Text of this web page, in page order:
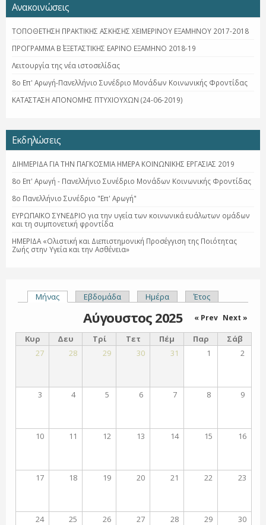
Ανακοινώσεις
ΤΟΠΟΘΕΤΗΣΗ ΠΡΑΚΤΙΚΗΣ ΑΣΚΗΣΗΣ ΧΕΙΜΕΡΙΝΟΥ ΕΞΑΜΗΝΟΥ 2017-2018
ΠΡΟΓΡΑΜΜΑ Β΄ ΕΞΕΤΑΣΤΙΚΗΣ ΕΑΡΙΝΟ ΕΞΑΜΗΝΟ 2018-19
Λειτουργία της νέα ιστοσελίδας
8ο Επ' Αρωγή-Πανελλήνιο Συνέδριο Μονάδων Κοινωνικής Φροντίδας
ΚΑΤΑΣΤΑΣΗ ΑΠΟΝΟΜΗΣ ΠΤΥΧΙΟΥΧΩΝ (24-06-2019)
Εκδηλώσεις
ΔΙΗΜΕΡΙΔΑ ΓΙΑ ΤΗΝ ΠΑΓΚΟΣΜΙΑ ΗΜΕΡΑ ΚΟΙΝΩΝΙΚΗΣ ΕΡΓΑΣΙΑΣ 2019
8ο Επ' Αρωγή - Πανελλήνιο Συνέδριο Μονάδων Κοινωνικής Φροντίδας
8ο Πανελλήνιο Συνέδριο "Επ' Αρωγή"
ΕΥΡΩΠΑΪΚΟ ΣΥΝΕΔΡΙΟ για την υγεία των κοινωνικά ευάλωτων ομάδων
και τη συμπονετική φροντίδα
ΗΜΕΡΙΔΑ «Ολιστική και Διεπιστημονική Προσέγγιση της Ποιότητας
Ζωής στην Υγεία και την Ασθένεια»
Πρωτεύουσες καρτέλες
Μήνας(ενεργή καρτέλα)
Εβδομάδα Ημέρα Έτος
Αύγουστος 2025 « Prev Next »
Κυρ Δευ Τρί Τετ Πέμ Παρ
Σάβ
27
28 29 30 31 1 2
3 4 5 6 7 8 9
10 11 12 13 14 15 16
17 18 19 20 21 22 23
24 25 26 27 28 29 30